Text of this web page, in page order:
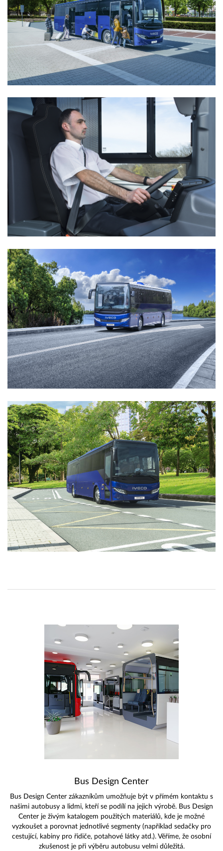
Bus Design Center
Bus Design Center zákazníkům umožňuje být v přímém kontaktu s
našimi autobusy a lidmi, kteří se podílí na jejich výrobě. Bus Design
Center je živým katalogem použitých materiálů, kde je možné
vyzkoušet a porovnat jednotlivé segmenty (například sedačky pro
cestující, kabiny pro řidiče, potahové látky atd.). Věříme, že osobní
zkušenost je při výběru autobusu velmi důležitá.